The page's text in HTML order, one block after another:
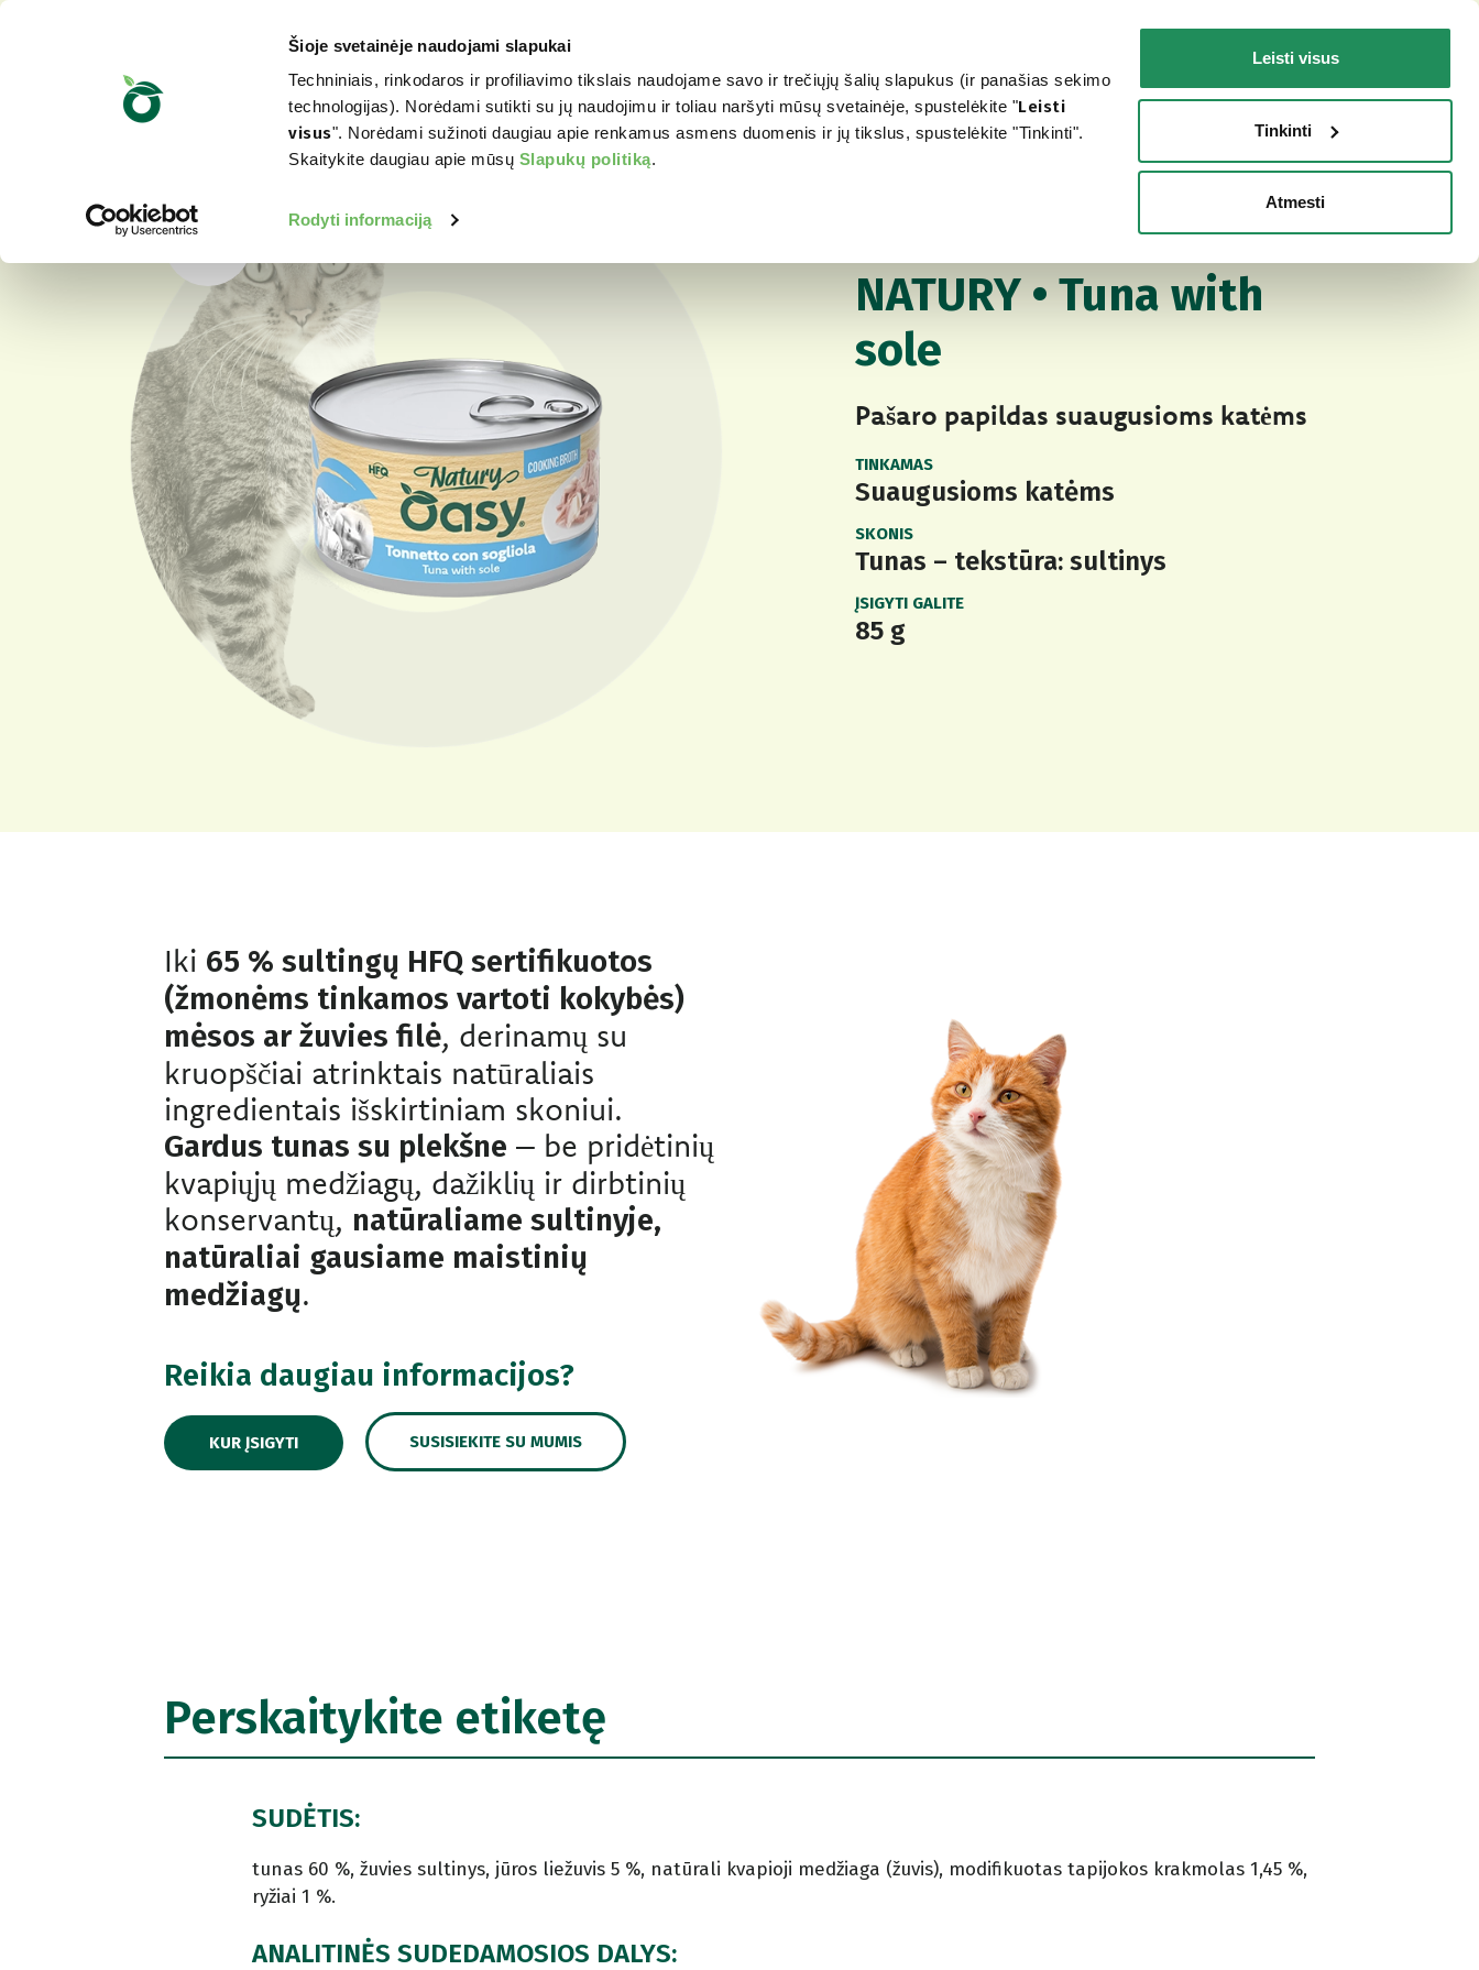
Šioje svetainėje naudojami slapukai
Techniniais, rinkodaros ir profiliavimo tikslais naudojame savo ir trečiųjų šalių slapukus (ir panašias sekimo
technologijas). Norėdami sutikti su jų naudojimu ir toliau naršyti mūsų svetainėje, spustelėkite "Leisti
visus". Norėdami sužinoti daugiau apie renkamus asmens duomenis ir jų tikslus, spustelėkite "Tinkinti".
Skaitykite daugiau apie mūsų Slapukų politiką.
Rodyti informaciją
Leisti visus
Tinkinti
Atmesti
Susisiekite LT
WORLD OF LOVE JŪSŲ ŠUNIUI JŪSŲ KATEI KUR ĮSIGYTI?
NATURY • Tuna with
sole
Pašaro papildas suaugusioms katėms
TINKAMAS
Suaugusioms katėms
SKONIS
Tunas – tekstūra: sultinys
ĮSIGYTI GALITE
85 g
Iki 65 % sultingų HFQ sertifikuotos
(žmonėms tinkamos vartoti kokybės)
mėsos ar žuvies filė, derinamų su
kruopščiai atrinktais natūraliais
ingredientais išskirtiniam skoniui.
Gardus tunas su plekšne – be pridėtinių
kvapiųjų medžiagų, dažiklių ir dirbtinių
konservantų, natūraliame sultinyje,
natūraliai gausiame maistinių
medžiagų.
Reikia daugiau informacijos?
KUR ĮSIGYTI SUSISIEKITE SU MUMIS
Perskaitykite etiketę
SUDĖTIS:
tunas 60 %, žuvies sultinys, jūros liežuvis 5 %, natūrali kvapioji medžiaga (žuvis), modifikuotas tapijokos krakmolas 1,45 %,
ryžiai 1 %.
ANALITINĖS SUDEDAMOSIOS DALYS: